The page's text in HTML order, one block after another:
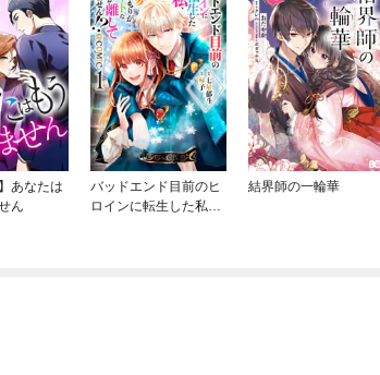
あなたは
ん
バッドエンド目前のヒ
ロインに転生した私、
結界師の一輪華